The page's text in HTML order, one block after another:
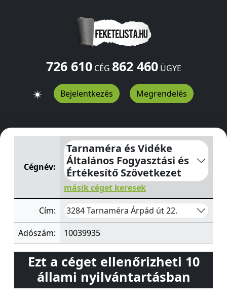
726 610CÉG 862 460ÜGYE
Bejelentkezés Megrendelés
Tarnaméra és Vidéke Általános Fogyasztási és
Cégnév:
Tarnaméra és Vidéke
Általános Fogyasztási és
Értékesítő Szövetkezet
másik céget keresek
Cím: 3284 Tarnaméra Árpád út 22.
Adószám: 10039935
Ezt a céget ellenőrizheti 10
állami nyilvántartásban